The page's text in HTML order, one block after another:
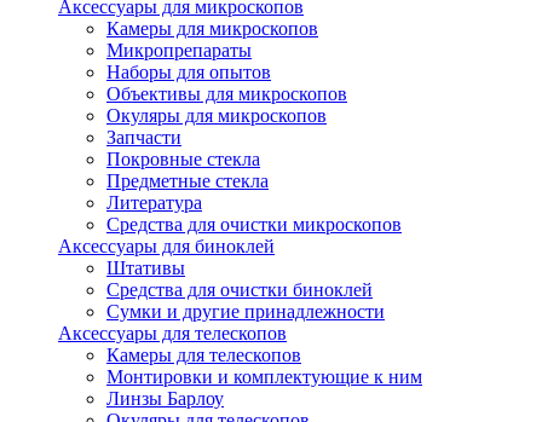
Аксессуары для микроскопов
Камеры для микроскопов
Микропрепараты
Наборы для опытов
Объективы для микроскопов
Окуляры для микроскопов
Запчасти
Покровные стекла
Предметные стекла
Литература
Средства для очистки микроскопов
Аксессуары для биноклей
Штативы
Средства для очистки биноклей
Сумки и другие принадлежности
Аксессуары для телескопов
Камеры для телескопов
Монтировки и комплектующие к ним
Линзы Барлоу